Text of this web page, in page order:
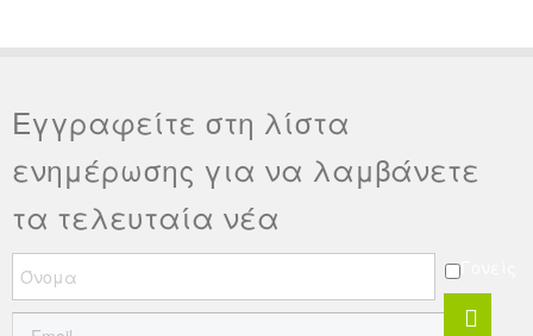
Εγγραφείτε στη λίστα
ενημέρωσης για να λαμβάνετε
τα τελευταία νέα
Γονείς